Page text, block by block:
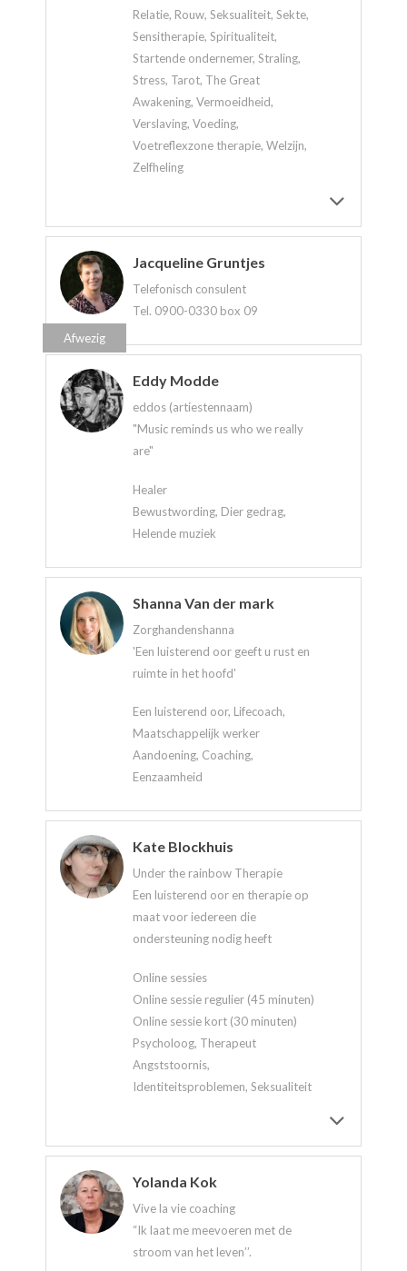
Relatie, Rouw, Seksualiteit, Sekte,
Sensitherapie, Spiritualiteit,
Startende ondernemer, Straling,
Stress, Tarot, The Great
Awakening, Vermoeidheid,
Verslaving, Voeding,
Voetreflexzone therapie, Welzijn,
Zelfheling
Jacqueline Gruntjes
Telefonisch consulent
Tel. 0900-0330 box 09
Afwezig
Eddy Modde
eddos (artiestennaam)
"Music reminds us who we really
are"
Healer
Bewustwording, Dier gedrag,
Helende muziek
Shanna Van der mark
Zorghandenshanna
'Een luisterend oor geeft u rust en
ruimte in het hoofd'
Een luisterend oor, Lifecoach,
Maatschappelijk werker
Aandoening, Coaching,
Eenzaamheid
Kate Blockhuis
Under the rainbow Therapie
Een luisterend oor en therapie op
maat voor iedereen die
ondersteuning nodig heeft
Online sessies
Online sessie regulier (45 minuten)
Online sessie kort (30 minuten)
Psycholoog, Therapeut
Angststoornis,
Identiteitsproblemen, Seksualiteit
Yolanda Kok
Vive la vie coaching
“Ik laat me meevoeren met de
stroom van het leven’’.